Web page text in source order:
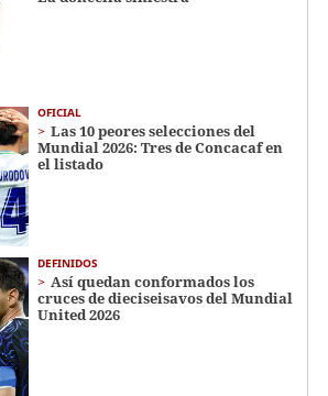
OFICIAL
Las 10 peores selecciones del
Mundial 2026: Tres de Concacaf en
el listado
DEFINIDOS
Así quedan conformados los
cruces de dieciseisavos del Mundial
United 2026